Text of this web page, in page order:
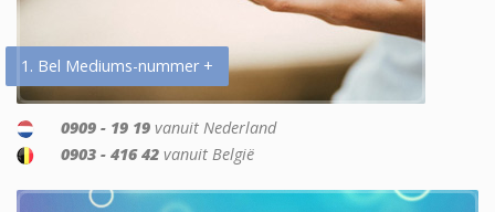
1. Bel Mediums-nummer +
0909 - 19 19 vanuit Nederland
0903 - 416 42 vanuit België